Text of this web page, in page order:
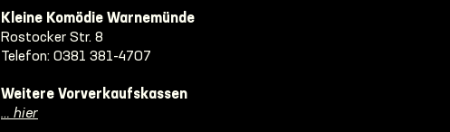
Kleine Komödie Warnemünde
Rostocker Str. 8
Telefon: 0381 381-4707
Weitere Vorverkaufskassen
… hier